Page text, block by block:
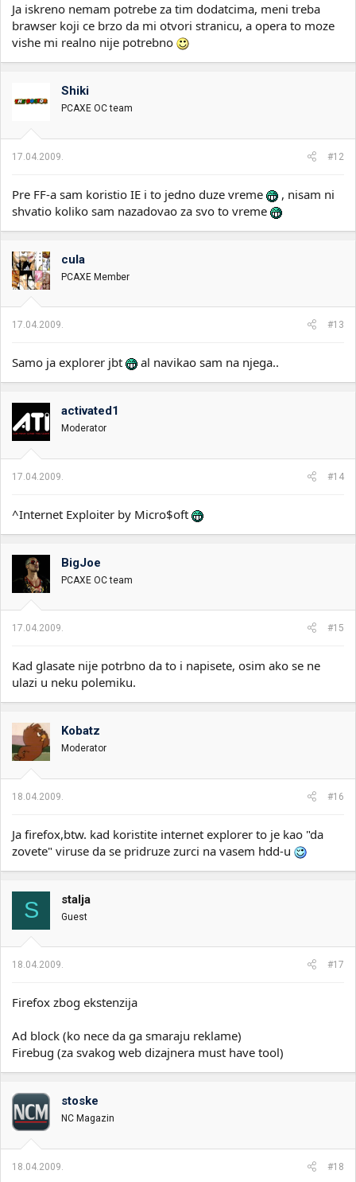
Ja iskreno nemam potrebe za tim dodatcima, meni treba
brawser koji ce brzo da mi otvori stranicu, a opera to moze
vishe mi realno nije potrebno
Shiki
PCAXE OC team
17.04.2009. #12
Pre FF-a sam koristio IE i to jedno duze vreme
, nisam ni
shvatio koliko sam nazadovao za svo to vreme
cula
PCAXE Member
17.04.2009. #13
Samo ja explorer jbt al navikao sam na njega..
activated1
Moderator
17.04.2009. #14
^Internet Exploiter by Micro$oft
BigJoe
PCAXE OC team
17.04.2009. #15
Kad glasate nije potrbno da to i napisete, osim ako se ne
ulazi u neku polemiku.
Kobatz
Moderator
18.04.2009. #16
Ja firefox,btw. kad koristite internet explorer to je kao "da
zovete" viruse da se pridruze zurci na vasem hdd-u
S stalja
Guest
18.04.2009. #17
Firefox zbog ekstenzija
Ad block (ko nece da ga smaraju reklame)
Firebug (za svakog web dizajnera must have tool)
stoske
NC Magazin
18.04.2009. #18